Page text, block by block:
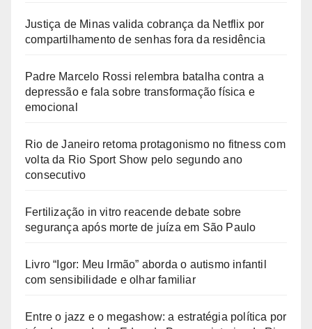
Justiça de Minas valida cobrança da Netflix por
compartilhamento de senhas fora da residência
Padre Marcelo Rossi relembra batalha contra a
depressão e fala sobre transformação física e
emocional
Rio de Janeiro retoma protagonismo no fitness com
volta da Rio Sport Show pelo segundo ano
consecutivo
Fertilização in vitro reacende debate sobre
segurança após morte de juíza em São Paulo
Livro “Igor: Meu Irmão” aborda o autismo infantil
com sensibilidade e olhar familiar
Entre o jazz e o megashow: a estratégia política por